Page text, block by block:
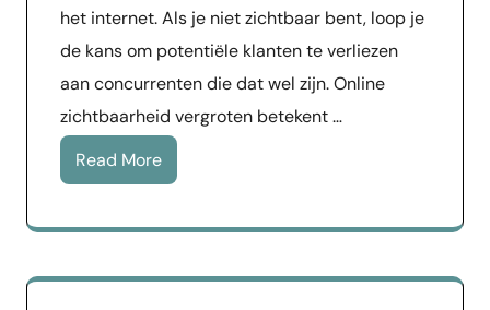
het internet. Als je niet zichtbaar bent, loop je
de kans om potentiële klanten te verliezen
aan concurrenten die dat wel zijn. Online
zichtbaarheid vergroten betekent …
Read More